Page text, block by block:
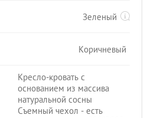
Зеленый
Коричневый
Кресло-кровать с
основанием из массива
натуральной сосны
Съемный чехол - есть